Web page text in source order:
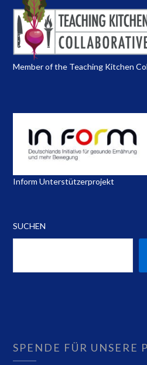
Member of the Teaching Kitchen
Inform Unterstützerprojekt
SUCHEN
SPENDE FÜR UNSERE